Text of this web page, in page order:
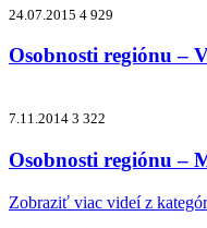
24.07.2015 4 929
Osobnosti regiónu –
7.11.2014 3 322
Osobnosti regiónu –
Zobraziť viac videí z